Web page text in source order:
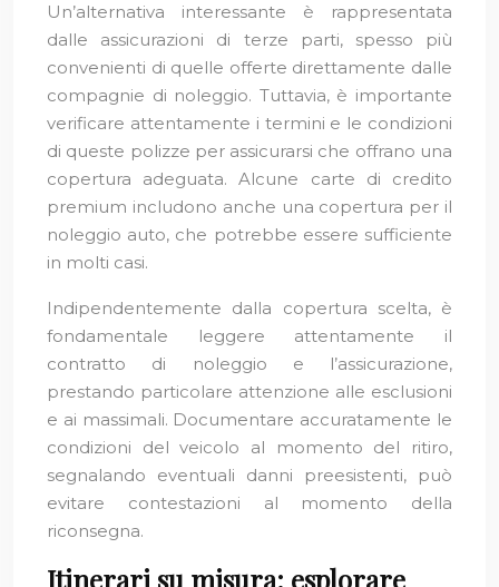
Un’alternativa interessante è rappresentata
dalle assicurazioni di terze parti, spesso più
convenienti di quelle offerte direttamente dalle
compagnie di noleggio. Tuttavia, è importante
verificare attentamente i termini e le condizioni
di queste polizze per assicurarsi che offrano una
copertura adeguata. Alcune carte di credito
premium includono anche una copertura per il
noleggio auto, che potrebbe essere sufficiente
in molti casi.
Indipendentemente dalla copertura scelta, è
fondamentale leggere attentamente il
contratto di noleggio e l’assicurazione,
prestando particolare attenzione alle esclusioni
e ai massimali. Documentare accuratamente le
condizioni del veicolo al momento del ritiro,
segnalando eventuali danni preesistenti, può
evitare contestazioni al momento della
riconsegna.
Itinerari su misura: esplorare